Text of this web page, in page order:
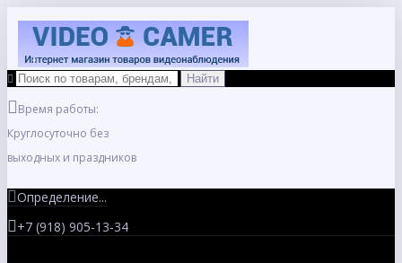
Время работы:
Круглосуточно без
выходных и праздников
Определение...
+7 (918) 905-13-34